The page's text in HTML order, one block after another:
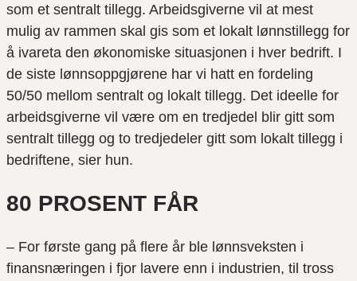
som et sentralt tillegg. Arbeidsgiverne vil at mest
mulig av rammen skal gis som et lokalt lønnstillegg for
å ivareta den økonomiske situasjonen i hver bedrift. I
de siste lønnsoppgjørene har vi hatt en fordeling
50/50 mellom sentralt og lokalt tillegg. Det ideelle for
arbeidsgiverne vil være om en tredjedel blir gitt som
sentralt tillegg og to tredjedeler gitt som lokalt tillegg i
bedriftene, sier hun.
80 PROSENT FÅR
– For første gang på flere år ble lønnsveksten i
finansnæringen i fjor lavere enn i industrien, til tross